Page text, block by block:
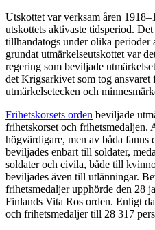
Utskottet var verksam åren
utskottets aktivaste tidsperiod.
tillhandatogs under olika perioder
grundat utmärkelseutskottet var
regering som beviljade
det Krigsarkivet som tog ansvaret
utmärkelsetecken och
Frihetskorsets orden beviljade
frihetskorset och frihetsmedaljen.
högvärdigare, men av båda fanns
beviljades enbart till soldater,
soldater och civila, både till
beviljades även till utlänningar.
frihetsmedaljer upphörde den 28
Finlands Vita Ros orden. Enligt
och frihetsmedaljer till 28 317